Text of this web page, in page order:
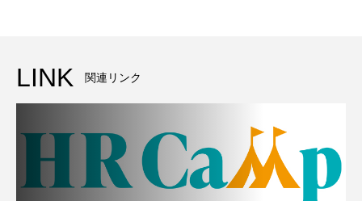
LINK 関連リンク